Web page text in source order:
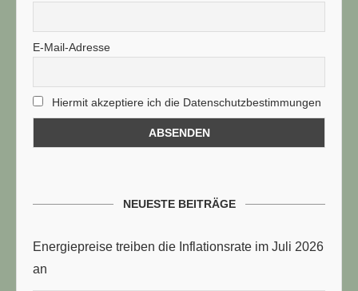
E-Mail-Adresse
Hiermit akzeptiere ich die Datenschutzbestimmungen
NEUESTE BEITRÄGE
Energiepreise treiben die Inflationsrate im Juli 2026
an